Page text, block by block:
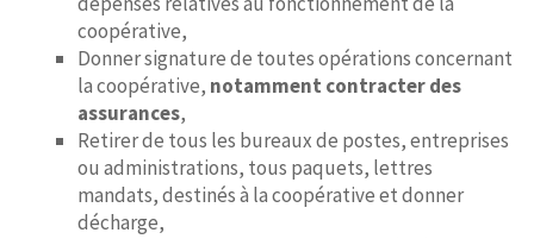
coopérative,
Donner signature de toutes opérations concernant
la coopérative, notamment contracter des
assurances,
Retirer de tous les bureaux de postes, entreprises
ou administrations, tous paquets, lettres
mandats, destinés à la coopérative et donner
décharge,